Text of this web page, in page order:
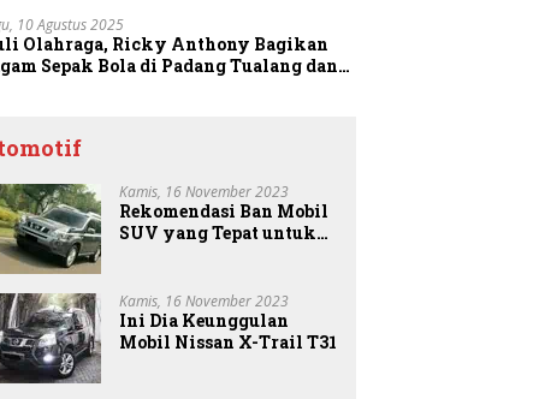
10 Agustus 2025
Olahraga, Ricky Anthony Bagikan
Sepak Bola di Padang Tualang dan
Kamis, 16 November 2023
Rekomendasi Ban Mobil
SUV yang Tepat untuk
Kamis, 16 November 2023
Ini Dia Keunggulan
Mobil Nissan X-Trail T31